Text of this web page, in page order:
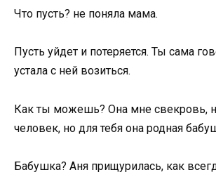
Что пусть? не поняла мама.
Пусть уйдет и потеряется. Ты сама
устала с ней возиться.
Как ты можешь? Она мне свекровь,
человек, но для тебя она родная
Бабушка? Аня прищурилась, как